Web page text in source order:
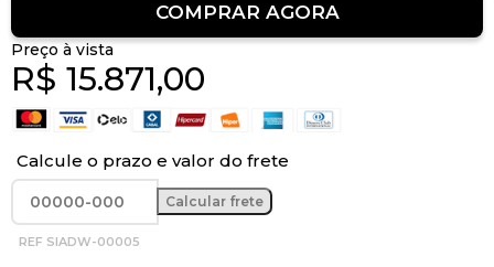
COMPRAR AGORA
Preço à vista
R$ 15.871,00
Calcule o prazo e valor do frete
REF SIADW-00005